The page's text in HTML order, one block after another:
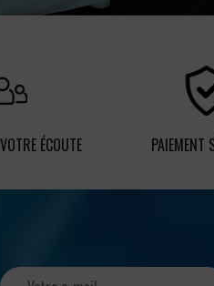
ÉCOUTE PAIEMENT